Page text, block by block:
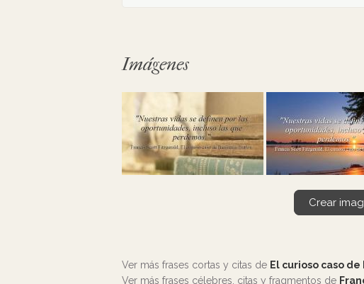
Imágenes
Crear
Ver más frases cortas y citas de El curioso caso
Ver más frases célebres, citas y fragmentos de